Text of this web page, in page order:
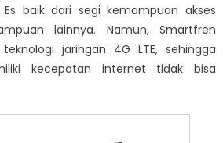
baik dari segi kemampuan akses
lainnya. Namun, Smartfren
jaringan 4G LTE, sehingga
kecepatan internet tidak bisa